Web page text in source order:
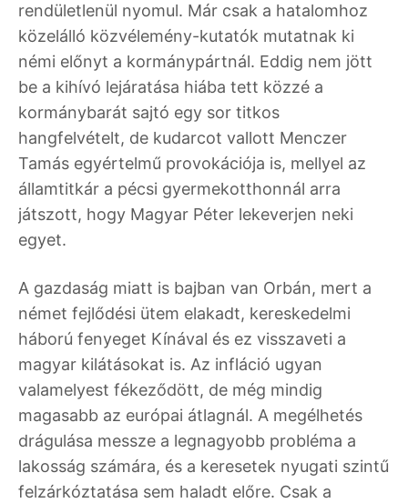
rendületlenül nyomul. Már csak a hatalomhoz
közelálló közvélemény-kutatók mutatnak ki
némi előnyt a kormánypártnál. Eddig nem jött
be a kihívó lejáratása hiába tett közzé a
kormánybarát sajtó egy sor titkos
hangfelvételt, de kudarcot vallott Menczer
Tamás egyértelmű provokációja is, mellyel az
államtitkár a pécsi gyermekotthonnál arra
játszott, hogy Magyar Péter lekeverjen neki
egyet.
A gazdaság miatt is bajban van Orbán, mert a
német fejlődési ütem elakadt, kereskedelmi
háború fenyeget Kínával és ez visszaveti a
magyar kilátásokat is. Az infláció ugyan
valamelyest fékeződött, de még mindig
magasabb az európai átlagnál. A megélhetés
drágulása messze a legnagyobb probléma a
lakosság számára, és a keresetek nyugati szintű
felzárkóztatása sem haladt előre. Csak a